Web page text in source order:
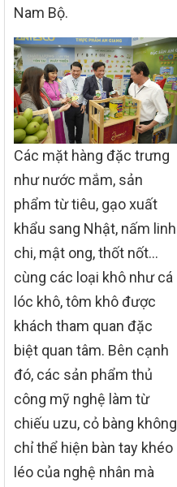
Nam Bộ.
Các mặt hàng đặc trưng
như nước mắm, sản
phẩm từ tiêu, gạo xuất
khẩu sang Nhật, nấm linh
chi, mật ong, thốt nốt…
cùng các loại khô như cá
lóc khô, tôm khô được
khách tham quan đặc
biệt quan tâm. Bên cạnh
đó, các sản phẩm thủ
công mỹ nghệ làm từ
chiếu uzu, cỏ bàng không
chỉ thể hiện bàn tay khéo
léo của nghệ nhân mà